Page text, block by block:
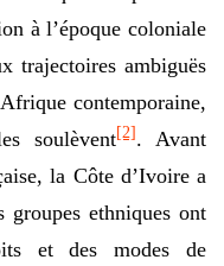
à l’époque coloniale
trajectoires ambiguës
contemporaine,
soulèvent[2]. Avant
la Côte d’Ivoire a
ethniques ont
et des modes de